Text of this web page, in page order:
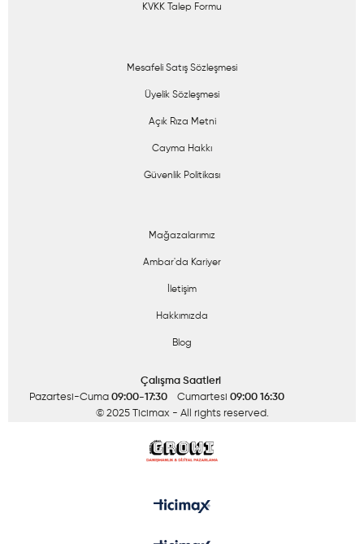
KVKK Talep Formu
Mesafeli Satış Sözleşmesi
Üyelik Sözleşmesi
Açık Rıza Metni
Cayma Hakkı
Güvenlik Politikası
Mağazalarımız
Ambar'da Kariyer
İletişim
Hakkımızda
Blog
Çalışma Saatleri
Pazartesi-Cuma 09:00-17:30 Cumartesi 09:00 16:30
© 2025 Ticimax - All rights reserved.